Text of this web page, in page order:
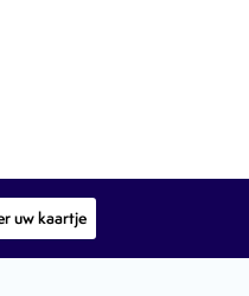
uw kaartje